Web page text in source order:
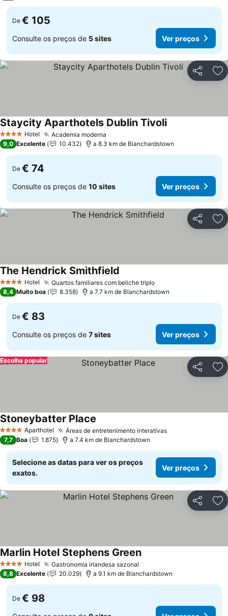
De € 105
Consulte os preços de 5 sites Ver preços
Partilhar
4 EstrelasHotel Academia moderna
Staycity Aparthotels Dublin TivoliVer preços
9,0 Excelente 10.432 a 8.3 km de Blanchardstown
De € 74
Consulte os preços de 10 sites Ver preços
Partilhar
4 EstrelasHotel Quartos familiares com beliche triploVer preços
The Hendrick Smithfield
8,4 Muito boa 8.358 a 7.7 km de Blanchardstown
De € 83
Consulte os preços de 7 sites Ver preços
Partilhar
Escolha popular
4 EstrelasAparthotel Áreas de entretenimento interativasVer preços
Stoneybatter Place
7,7 Boa 1.875 a 7.4 km de Blanchardstown
Selecione as datas para ver os preços
exatos.
Ver preços
Partilhar
4 EstrelasHotel Gastronomia irlandesa sazonal
Marlin Hotel Stephens GreenVer preços
8,8 Excelente 20.029 a 9.1 km de Blanchardstown
De € 98